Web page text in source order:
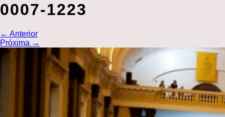
0007-1223
← Anterior
Próxima →